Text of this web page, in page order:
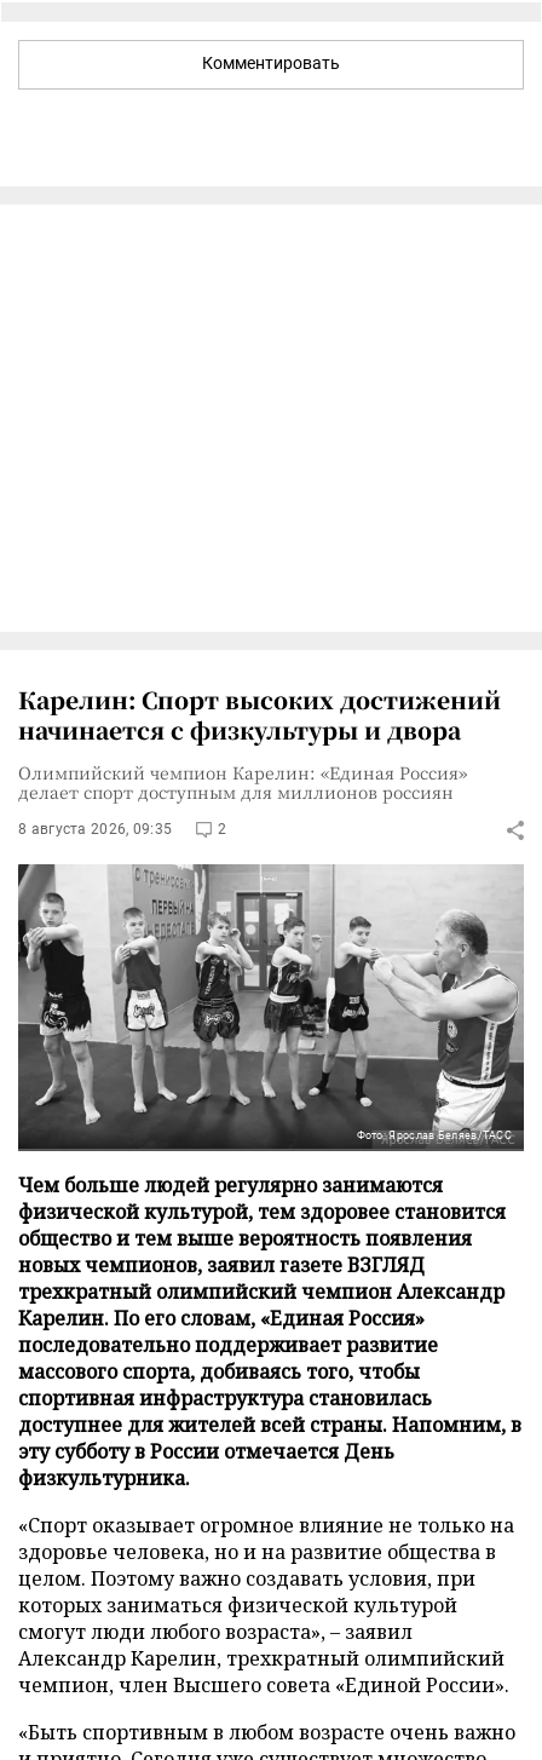
Комментировать
Карелин: Спорт высоких достижений
начинается с физкультуры и двора
Олимпийский чемпион Карелин: «Единая Россия»
делает спорт доступным для миллионов россиян
8 августа 2026, 09:35 2
Фото: Ярослав Беляев/ТАСС
Чем больше людей регулярно занимаются
физической культурой, тем здоровее становится
общество и тем выше вероятность появления
новых чемпионов, заявил газете ВЗГЛЯД
трехкратный олимпийский чемпион Александр
Карелин. По его словам, «Единая Россия»
последовательно поддерживает развитие
массового спорта, добиваясь того, чтобы
спортивная инфраструктура становилась
доступнее для жителей всей страны. Напомним, в
эту субботу в России отмечается День
физкультурника.
«Спорт оказывает огромное влияние не только на
здоровье человека, но и на развитие общества в
целом. Поэтому важно создавать условия, при
которых заниматься физической культурой
смогут люди любого возраста», – заявил
Александр Карелин, трехкратный олимпийский
чемпион, член Высшего совета «Единой России».
«Быть спортивным в любом возрасте очень важно